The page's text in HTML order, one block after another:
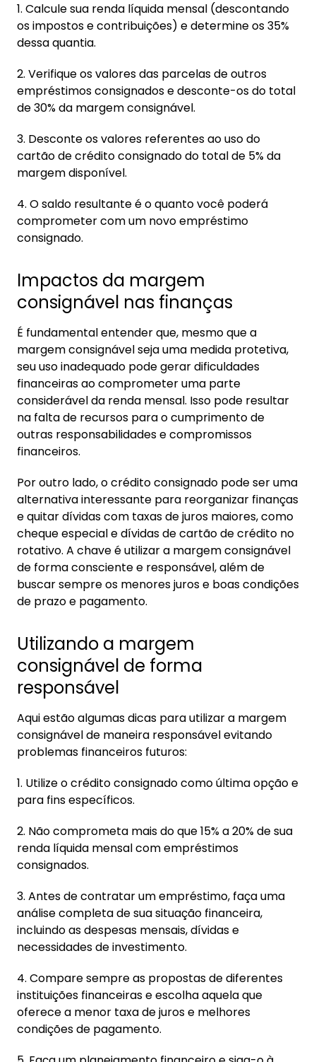
1. Calcule sua renda líquida mensal (descontando
os impostos e contribuições) e determine os 35%
dessa quantia.
2. Verifique os valores das parcelas de outros
empréstimos consignados e desconte-os do total
de 30% da margem consignável.
3. Desconte os valores referentes ao uso do
cartão de crédito consignado do total de 5% da
margem disponível.
4. O saldo resultante é o quanto você poderá
comprometer com um novo empréstimo
consignado.
Impactos da margem
consignável nas finanças
É fundamental entender que, mesmo que a
margem consignável seja uma medida protetiva,
seu uso inadequado pode gerar dificuldades
financeiras ao comprometer uma parte
considerável da renda mensal. Isso pode resultar
na falta de recursos para o cumprimento de
outras responsabilidades e compromissos
financeiros.
Por outro lado, o crédito consignado pode ser uma
alternativa interessante para reorganizar finanças
e quitar dívidas com taxas de juros maiores, como
cheque especial e dívidas de cartão de crédito no
rotativo. A chave é utilizar a margem consignável
de forma consciente e responsável, além de
buscar sempre os menores juros e boas condições
de prazo e pagamento.
Utilizando a margem
consignável de forma
responsável
Aqui estão algumas dicas para utilizar a margem
consignável de maneira responsável evitando
problemas financeiros futuros:
1. Utilize o crédito consignado como última opção e
para fins específicos.
2. Não comprometa mais do que 15% a 20% de sua
renda líquida mensal com empréstimos
consignados.
3. Antes de contratar um empréstimo, faça uma
análise completa de sua situação financeira,
incluindo as despesas mensais, dívidas e
necessidades de investimento.
4. Compare sempre as propostas de diferentes
instituições financeiras e escolha aquela que
oferece a menor taxa de juros e melhores
condições de pagamento.